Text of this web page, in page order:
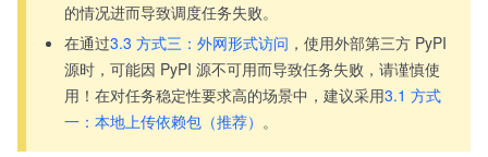
的情况进而导致调度任务失败。
在通过3.3 方式三：外网形式访问 ，使用外部第三方 PyPI
源时，可能因 PyPI 源不可用而导致任务失败，请谨慎使
用！在对任务稳定性要求高的场景中，建议采用3.1 方式
一：本地上传依赖包（推荐） 。